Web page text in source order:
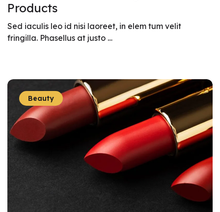
Products
Sed iaculis leo id nisi laoreet, in elem tum velit
fringilla. Phasellus at justo …
Beauty